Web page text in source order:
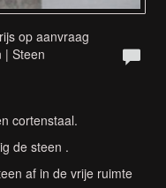
op aanvraag
| Steen
cortenstaal.
de steen .
af in de vrije ruimte